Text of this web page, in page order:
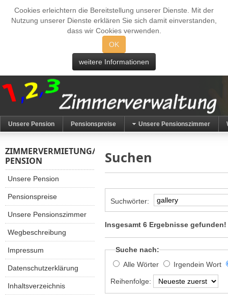
Cookies erleichtern die Bereitstellung unserer Dienste. Mit der
Nutzung unserer Dienste erklären Sie sich damit einverstanden,
dass wir Cookies verwenden.
OK
weitere Informationen
Unsere Pension Pensionspreise Unsere Pensionszimmer
Suchen
Suchwörter:
Insgesamt 6 Ergebnisse gefunden!
Suche nach:
Alle Wörter
Irgendein Wort
Reihenfolge:
ZIMMERVERMIETUNG/
PENSION
Unsere Pension
Pensionspreise
Unsere Pensionszimmer
Wegbeschreibung
Impressum
Datenschutzerklärung
Inhaltsverzeichnis